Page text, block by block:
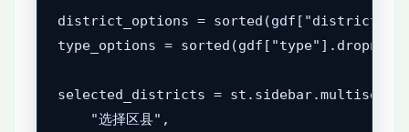
district_options =
type_options =
selected_districts =
    "选择区县",